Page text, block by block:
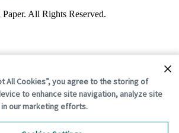
All Rights Reserved.
All Cookies”, you agree to the storing of
to enhance site navigation, analyze site
our marketing efforts.